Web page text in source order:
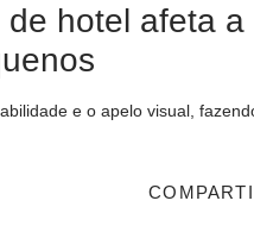
hotel afeta
e o apelo visual,